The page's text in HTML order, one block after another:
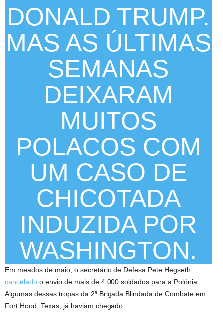
DONALD TRUMP.
MAS AS ÚLTIMAS
SEMANAS
DEIXARAM
MUITOS
POLACOS COM
UM CASO DE
CHICOTADA
INDUZIDA POR
WASHINGTON.
Em meados de maio, o secretário de Defesa Pete Hegseth
cancelado o envio de mais de 4.000 soldados para a Polónia.
Algumas dessas tropas da 2ª Brigada Blindada de Combate em
Fort Hood, Texas, já haviam chegado.